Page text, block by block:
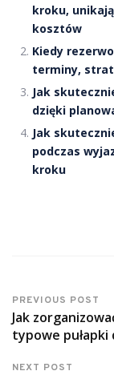
kroku,
kosztów
Kiedy
terminy,
Jak
dzięki
Jak
podczas
kroku
PREVIOUS POST
Jak
typowe pułapki
NEXT POST